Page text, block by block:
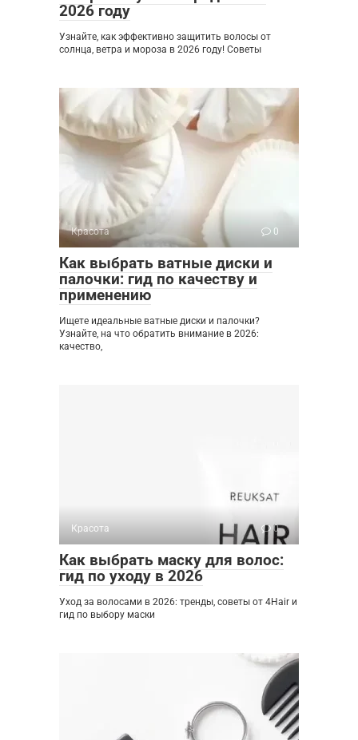
2026 году
Узнайте, как эффективно защитить волосы от
солнца, ветра и мороза в 2026 году! Советы
Красота 0
Как выбрать ватные диски и
палочки: гид по качеству и
применению
Ищете идеальные ватные диски и палочки?
Узнайте, на что обратить внимание в 2026:
качество,
Красота 0
Как выбрать маску для волос:
гид по уходу в 2026
Уход за волосами в 2026: тренды, советы от 4Hair и
гид по выбору маски